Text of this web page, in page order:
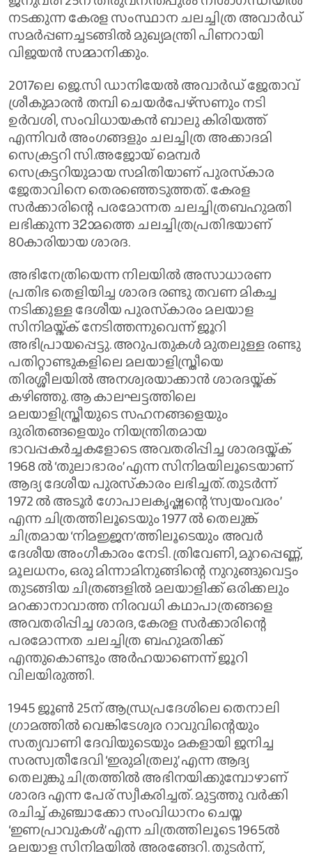
നടക്കുന്ന കേരള സംസ്ഥാന ചലച്ചിത്ര അവാര്‍ഡ്
സമര്‍പ്പണച്ചടങ്ങില്‍ മുഖ്യമന്ത്രി പിണറായി
വിജയന്‍ സമ്മാനിക്കും.
2017ലെ ജെ.സി ഡാനിയേല്‍ അവാര്‍ഡ് ജേതാവ്
ശ്രീകുമാരന്‍ തമ്പി ചെയര്‍പേഴ്‌സണും നടി
ഉര്‍വശി, സംവിധായകന്‍ ബാലു കിരിയത്ത്
എന്നിവര്‍ അംഗങ്ങളും ചലച്ചിത്ര അക്കാദമി
സെക്രട്ടറി സി.അജോയ് മെമ്പര്‍
സെക്രട്ടറിയുമായ സമിതിയാണ് പുരസ്‌കാര
ജേതാവിനെ തെരഞ്ഞെടുത്തത്. കേരള
സര്‍ക്കാരിന്റെ പരമോന്നത ചലച്ചിത്രബഹുമതി
ലഭിക്കുന്ന 32ാമത്തെ ചലച്ചിത്രപ്രതിഭയാണ്
80കാരിയായ ശാരദ.
അഭിനേത്രിയെന്ന നിലയില്‍ അസാധാരണ
പ്രതിഭ തെളിയിച്ച ശാരദ രണ്ടു തവണ മികച്ച
നടിക്കുള്ള ദേശീയ പുരസ്‌കാരം മലയാള
സിനിമയ്ക്ക് നേടിത്തന്നുവെന്ന് ജൂറി
അഭിപ്രായപ്പെട്ടു. അറുപതുകള്‍ മുതലുള്ള രണ്ടു
പതിറ്റാണ്ടുകളിലെ മലയാളിസ്ത്രീയെ
തിരശ്ശീലയില്‍ അനശ്വരയാക്കാന്‍ ശാരദയ്ക്ക്
കഴിഞ്ഞു. ആ കാലഘട്ടത്തിലെ
മലയാളിസ്ത്രീയുടെ സഹനങ്ങളെയും
ദുരിതങ്ങളെയും നിയന്ത്രിതമായ
ഭാവപ്പകര്‍ച്ചകളോടെ അവതരിപ്പിച്ച ശാരദയ്ക്ക്
1968 ല്‍ ‘തുലാഭാരം’ എന്ന സിനിമയിലൂടെയാണ്
ആദ്യ ദേശീയ പുരസ്‌കാരം ലഭിച്ചത്. തുടര്‍ന്ന്
1972 ല്‍ അടൂര്‍ ഗോപാലകൃഷ്ണന്റെ ‘സ്വയംവരം’
എന്ന ചിത്രത്തിലൂടെയും 1977 ല്‍ തെലുങ്ക്
ചിത്രമായ ‘നിമജ്ജന’ത്തിലൂടെയും അവര്‍
ദേശീയ അംഗീകാരം നേടി. ത്രിവേണി, മുറപ്പെണ്ണ്,
മൂലധനം, ഒരു മിന്നാമിനുങ്ങിന്റെ നുറുങ്ങുവെട്ടം
തുടങ്ങിയ ചിത്രങ്ങളില്‍ മലയാളിക്ക് ഒരിക്കലും
മറക്കാനാവാത്ത നിരവധി കഥാപാത്രങ്ങളെ
അവതരിപ്പിച്ച ശാരദ, കേരള സര്‍ക്കാരിന്റെ
പരമോന്നത ചലച്ചിത്ര ബഹുമതിക്ക്
എന്തുകൊണ്ടും അര്‍ഹയാണെന്ന് ജൂറി
വിലയിരുത്തി.
1945 ജൂണ്‍ 25ന് ആന്ധ്രപ്രദേശിലെ തെനാലി
ഗ്രാമത്തില്‍ വെങ്കിടേശ്വര റാവുവിന്റെയും
സത്യവാണി ദേവിയുടെയും മകളായി ജനിച്ച
സരസ്വതീദേവി ‘ഇരുമിത്രലു’ എന്ന ആദ്യ
തെലുങ്കു ചിത്രത്തില്‍ അഭിനയിക്കുമ്പോഴാണ്
ശാരദ എന്ന പേര് സ്വീകരിച്ചത്. മുട്ടത്തു വര്‍ക്കി
രചിച്ച് കുഞ്ചാക്കോ സംവിധാനം ചെയ്ത
‘ഇണപ്രാവുകള്‍’ എന്ന ചിത്രത്തിലൂടെ 1965ല്‍
മലയാള സിനിമയില്‍ അരങ്ങേറി. തുടര്‍ന്ന്,